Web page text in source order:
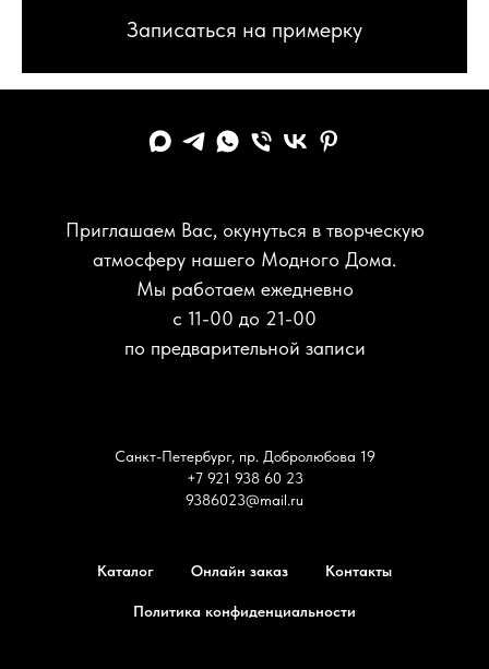
Записаться на примерку
Приглашаем Вас, окунуться в творческую
атмосферу нашего Модного Дома.
Мы работаем ежедневно
с 11-00 до 21-00
по предварительной записи
Санкт-Петербург, пр. Добролюбова 19
+7 921 938 60 23
9386023@mail.ru
Каталог Онлайн заказ Контакты
Политика конфиденциальности